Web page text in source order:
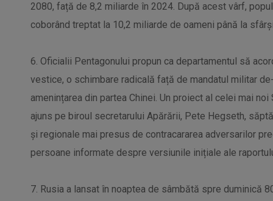
2080, față de 8,2 miliarde în 2024. După acest vârf,
coborând treptat la 10,2 miliarde de oameni până la
6. Oficialii Pentagonului propun ca departamentul să
vestice, o schimbare radicală față de mandatul militar
amenințarea din partea Chinei. Un proiect al celei mai
ajuns pe biroul secretarului Apărării, Pete Hegseth,
și regionale mai presus de contracararea adversarilor
persoane informate despre versiunile inițiale ale
7. Rusia a lansat în noaptea de sâmbătă spre duminică